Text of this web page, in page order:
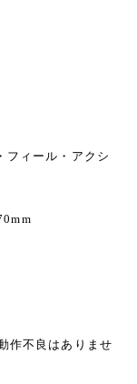
ィール・アクシ
作不良はありませ